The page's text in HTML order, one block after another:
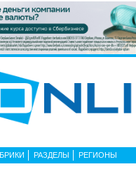
РАЗДЕЛЫ РЕГИОНЫ